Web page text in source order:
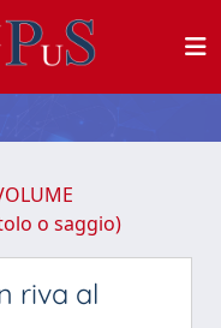
o saggio)
riva al